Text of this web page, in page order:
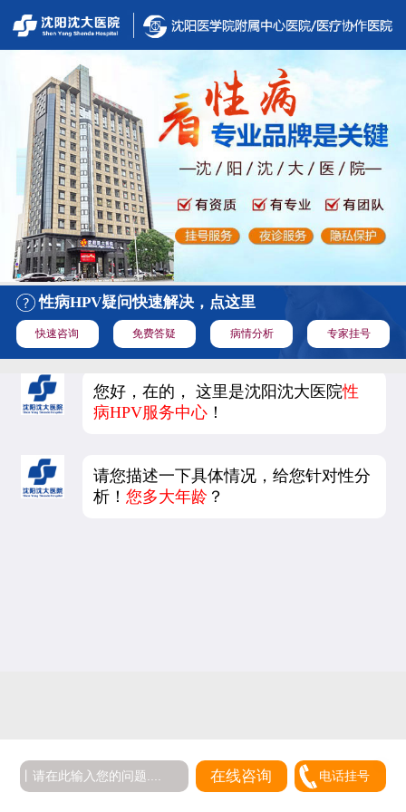
性病HPV疑问快速解决，点这里
快速咨询 免费答疑 病情分析 专家挂号
您好，在的， 这里是沈阳沈大医院性
病HPV服务中心 ！
请您描述一下具体情况，给您针对性分
析！您多大年龄 ？
在线咨询 电话挂号